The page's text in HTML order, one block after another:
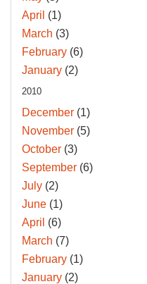
April (1)
March (3)
February (6)
January (2)
2010
December (1)
November (5)
October (3)
September (6)
July (2)
June (1)
April (6)
March (7)
February (1)
January (2)